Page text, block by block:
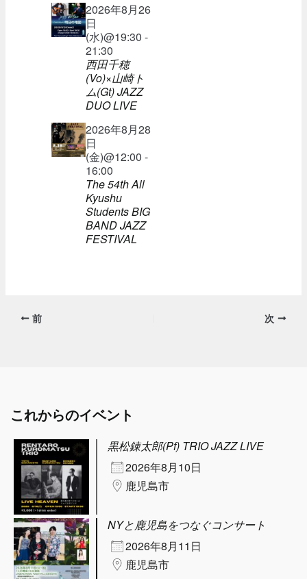
2026年8月26
日
(水)@19:30 -
21:30
西田千穂
(Vo)×山崎ト
ム(Gt) JAZZ
DUO LIVE
2026年8月28
日
(金)@12:00 -
16:00
The 54th All
Kyushu
Students BIG
BAND JAZZ
FESTIVAL
前 次
これからのイベント
黒松錬太郎(Pf) TRIO JAZZ LIVE
2026年8月10日
鹿児島市
NYと鹿児島をつなぐコンサート
2026年8月11日
鹿児島市